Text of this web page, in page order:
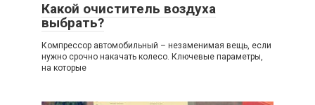
Какой очиститель воздуха
выбрать?
Компрессор автомобильный – незаменимая вещь, если
нужно срочно накачать колесо. Ключевые параметры,
на которые